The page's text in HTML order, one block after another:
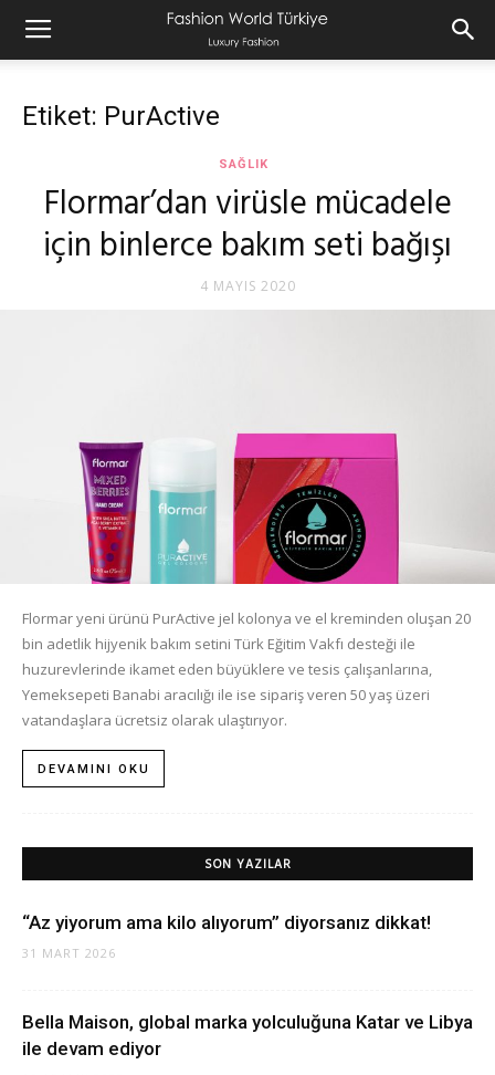
Etiket: PurActive
SAĞLIK
Flormar’dan virüsle mücadele
için binlerce bakım seti bağışı
4 MAYIS 2020
Flormar yeni ürünü PurActive jel kolonya ve el kreminden oluşan 20
bin adetlik hijyenik bakım setini Türk Eğitim Vakfı desteği ile
huzurevlerinde ikamet eden büyüklere ve tesis çalışanlarına,
Yemeksepeti Banabi aracılığı ile ise sipariş veren 50 yaş üzeri
vatandaşlara ücretsiz olarak ulaştırıyor.
DEVAMINI OKU
SON YAZILAR
“Az yiyorum ama kilo alıyorum” diyorsanız dikkat!
31 MART 2026
Bella Maison, global marka yolculuğuna Katar ve Libya
ile devam ediyor